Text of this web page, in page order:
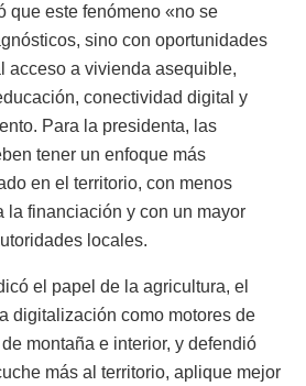
que este fenómeno «no se
sino con oportunidades
acceso a vivienda asequible,
conectividad digital y
Para la presidenta, las
tener un enfoque más
en el territorio, con menos
la financiación y con un mayor
locales.
el papel de la agricultura, el
digitalización como motores de
montaña e interior, y defendió
más al territorio, aplique mejor